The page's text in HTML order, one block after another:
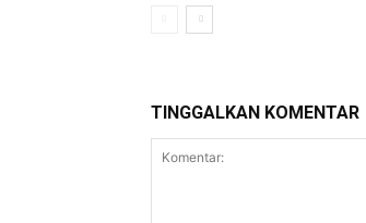
TINGGALKAN KOMENTAR